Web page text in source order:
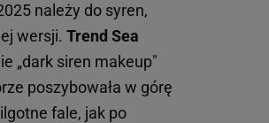
należy do syren,
wersji. Trend Sea
„dark siren makeup"
poszybowała w górę
fale, jak po